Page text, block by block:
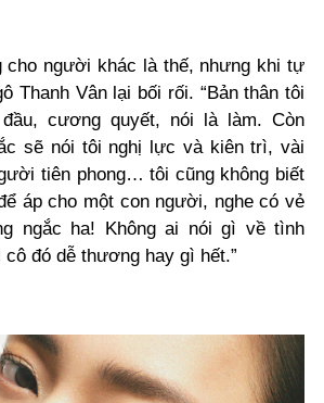
cho người khác là thế, nhưng khi tự
Thanh Vân lại bối rối. “Bản thân tôi
cương quyết, nói là làm. Còn
sẽ nói tôi nghị lực và kiên trì, vài
tiên phong… tôi cũng không biết
áp cho một con người, nghe có vẻ
ngắc ha! Không ai nói gì về tình
đó dễ thương hay gì hết.”